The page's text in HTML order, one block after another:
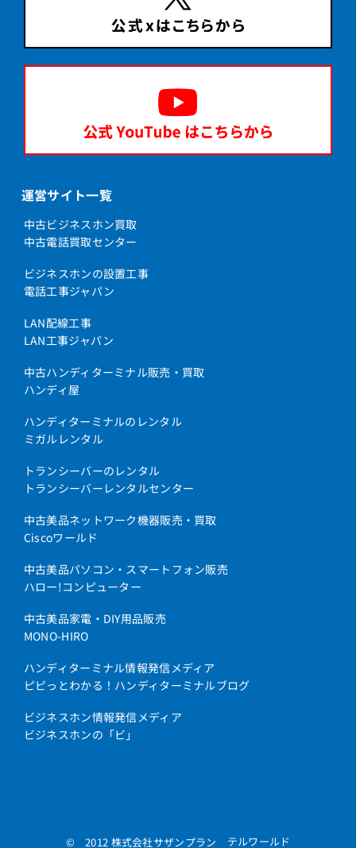
運営サイト一覧
中古ビジネスホン買取
中古電話買取センター
ビジネスホンの設置工事
電話工事ジャパン
LAN配線工事
LAN工事ジャパン
中古ハンディターミナル販売・買取
ハンディ屋
ハンディターミナルのレンタル
ミガルレンタル
トランシーバーのレンタル
トランシーバーレンタルセンター
中古美品ネットワーク機器販売・買取
Ciscoワールド
中古美品パソコン・スマートフォン販売
ハロー!コンピューター
中古美品家電・DIY用品販売
MONO-HIRO
ハンディターミナル情報発信メディア
ピピっとわかる！ハンディターミナルブログ
ビジネスホン情報発信メディア
ビジネスホンの「ビ」
© 2012 株式会社サザンプラン テルワールド